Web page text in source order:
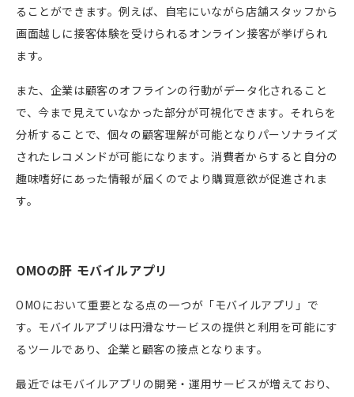
ることができます。例えば、自宅にいながら店舗スタッフから
画面越しに接客体験を受けられるオンライン接客が挙げられ
ます。
また、企業は顧客のオフラインの行動がデータ化されること
で、今まで見えていなかった部分が可視化できます。それらを
分析することで、個々の顧客理解が可能となりパーソナライズ
されたレコメンドが可能になります。消費者からすると自分の
趣味嗜好にあった情報が届くのでより購買意欲が促進されま
す。
OMOの肝 モバイルアプリ
OMOにおいて重要となる点の一つが「モバイルアプリ」で
す。モバイルアプリは円滑なサービスの提供と利用を可能にす
るツールであり、企業と顧客の接点となります。
最近ではモバイルアプリの開発・運用サービスが増えており、